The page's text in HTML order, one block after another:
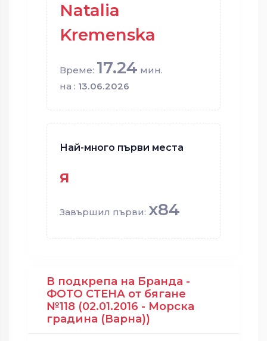
Natalia
Kremenska
Време: 17.24 мин.
на : 13.06.2026
Най-много първи места
я
Завършил първи: x84
В подкрепа на Бранда -
ФОТО СТЕНА от бягане
№118 (02.01.2016 - Морска
градина (Варна))